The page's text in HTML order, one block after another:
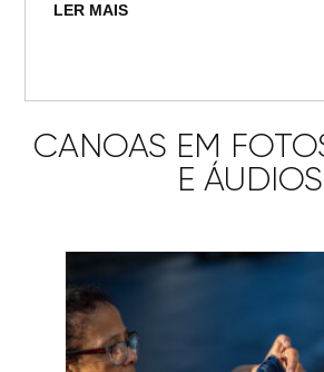
LER MAIS
CANOAS EM
E ÁUDIOS